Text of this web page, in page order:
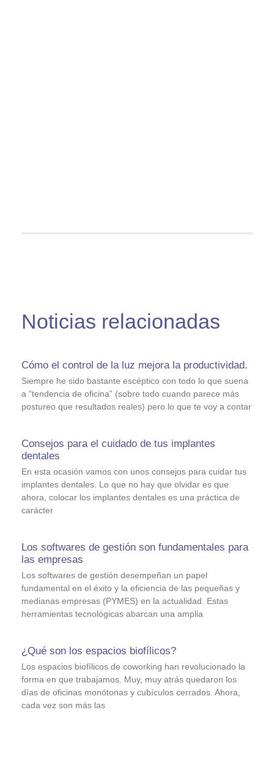
Noticias relacionadas
Cómo el control de la luz mejora la productividad.
Siempre he sido bastante escéptico con todo lo que suena
a “tendencia de oficina” (sobre todo cuando parece más
postureo que resultados reales) pero lo que te voy a contar
Consejos para el cuidado de tus implantes
dentales
En esta ocasión vamos con unos consejos para cuidar tus
implantes dentales. Lo que no hay que olvidar es que
ahora, colocar los implantes dentales es una práctica de
carácter
Los softwares de gestión son fundamentales para
las empresas
Los softwares de gestión desempeñan un papel
fundamental en el éxito y la eficiencia de las pequeñas y
medianas empresas (PYMES) en la actualidad. Estas
herramientas tecnológicas abarcan una amplia
¿Qué son los espacios biofílicos?
Los espacios biofílicos de coworking han revolucionado la
forma en que trabajamos. Muy, muy atrás quedaron los
días de oficinas monótonas y cubículos cerrados. Ahora,
cada vez son más las